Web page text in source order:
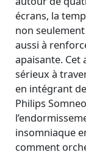
écrans, la
non
aussi à
apaisante. Cet
sérieux à
en intégrant
Philips
insomniaque
comment